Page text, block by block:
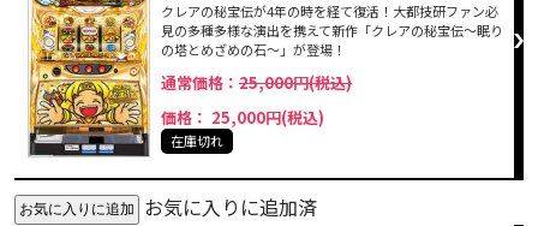
クレアの秘宝伝が4年の時を経て復活！大都技研ファン必
見の多種多様な演出を携えて新作「クレアの秘宝伝～眠り
の塔とめざめの石～」が登場！
通常価格： 25,000円(税込)
価格： 25,000円(税込)
在庫切れ
お気に入りに追加済